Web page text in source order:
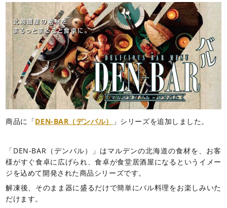
商品に「DEN-BAR（デンバル） 」シリーズを追加しました。
「DEN-BAR（デンバル）」はマルデンの北海道の食材を、お客
様がすぐ食卓に広げられ、食卓が食堂居酒屋になるというイメー
ジを込めて開発された商品シリーズです。
解凍後、そのまま器に盛るだけで簡単にバル料理をお楽しみいた
だけます。